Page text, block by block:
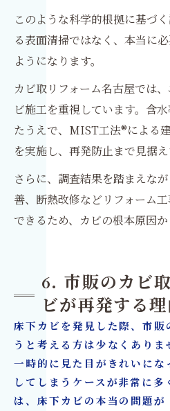
このような科学的根拠に基づ
る表面清掃ではなく、本当に
ようになります。
カビ取リフォーム名古屋では
ビ施工を重視しています。含
たうえで、MIST工法®による
を実施し、再発防止まで見据
さらに、調査結果を踏まえな
善、断熱改修などリフォーム
できるため、カビの根本原因か
6. 市販のカビ
ビが再発する理
床下カビを発見した際、市販
うと考える方は少なくあり
一時的に見た目がきれいに
してしまうケースが非常に
は、床下カビの本当の問題